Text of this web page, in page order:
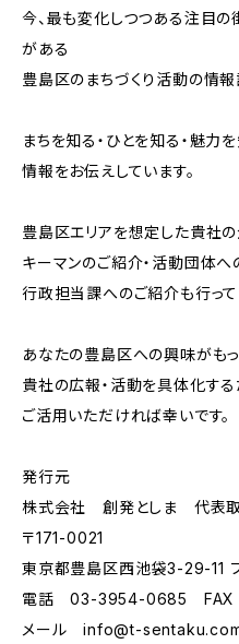
今、最も変化しつつある注目
がある
豊島区のまちづくり活動の情報
まちを知る・ひとを知る・魅力
情報をお伝えしています。
豊島区エリアを想定した貴社
キーマンのご紹介・活動団体へ
行政担当課へのご紹介も行って
あなたの豊島区への興味がもっ
貴社の広報・活動を具体化す
ご活用いただければ幸いです。
発行元
株式会社 創発としま 代表
〒171-0021
東京都豊島区西池袋3-29-11 フ
電話 03-3954-0685
メールinfo@t-